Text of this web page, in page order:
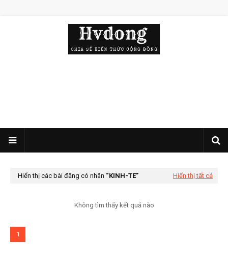
Hiển thị các bài đăng có nhãn KINH-TE Hiển thị tất cả
Không tìm thấy kết quả nào
1